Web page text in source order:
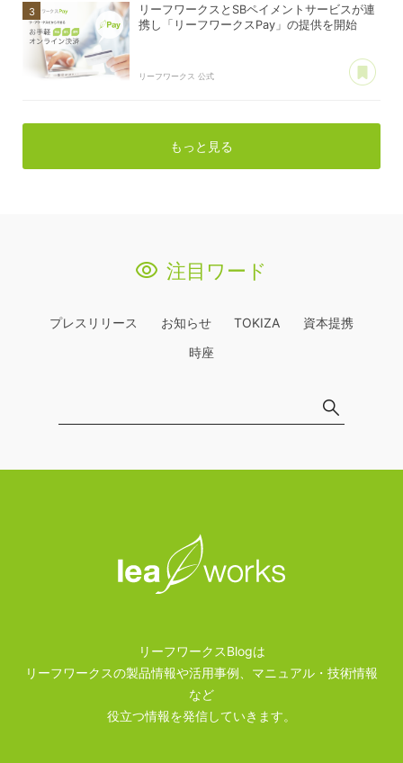
リーフワークスとSBペイメントサービスが連
携し「リーフワークスPay」の提供を開始
リーフワークス 公式
もっと見る
注目ワード
プレスリリース お知らせ TOKIZA
資本提携
時座
リーフワークスBlogは
リーフワークスの製品情報や活用事例、マニュアル・技術情報
など
役立つ情報を発信していきます。